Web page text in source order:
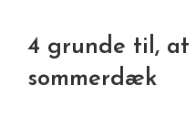
4 grunde til, at
sommerdæk